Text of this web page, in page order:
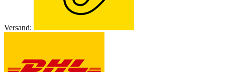
Versand: